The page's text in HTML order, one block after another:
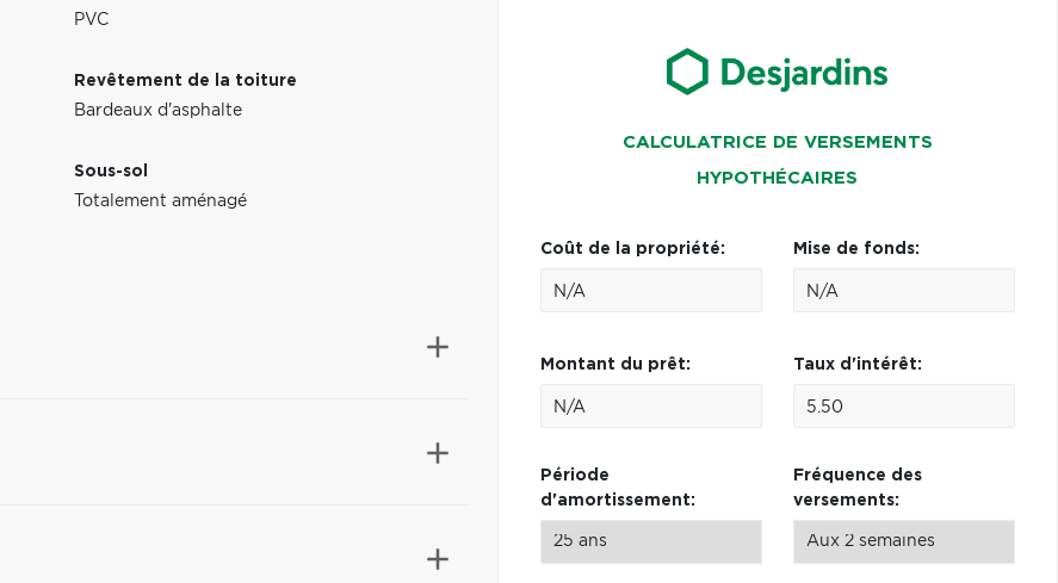
PVC
Revêtement de la toiture
Bardeaux d'asphalte
Sous-sol
Totalement aménagé
CALCULATRICE DE VERSEMENTS
HYPOTHÉCAIRES
Coût de la propriété: Mise de fonds:
Montant du prêt: Taux d'intérêt:
Période
d'amortissement:
Fréquence des
versements: